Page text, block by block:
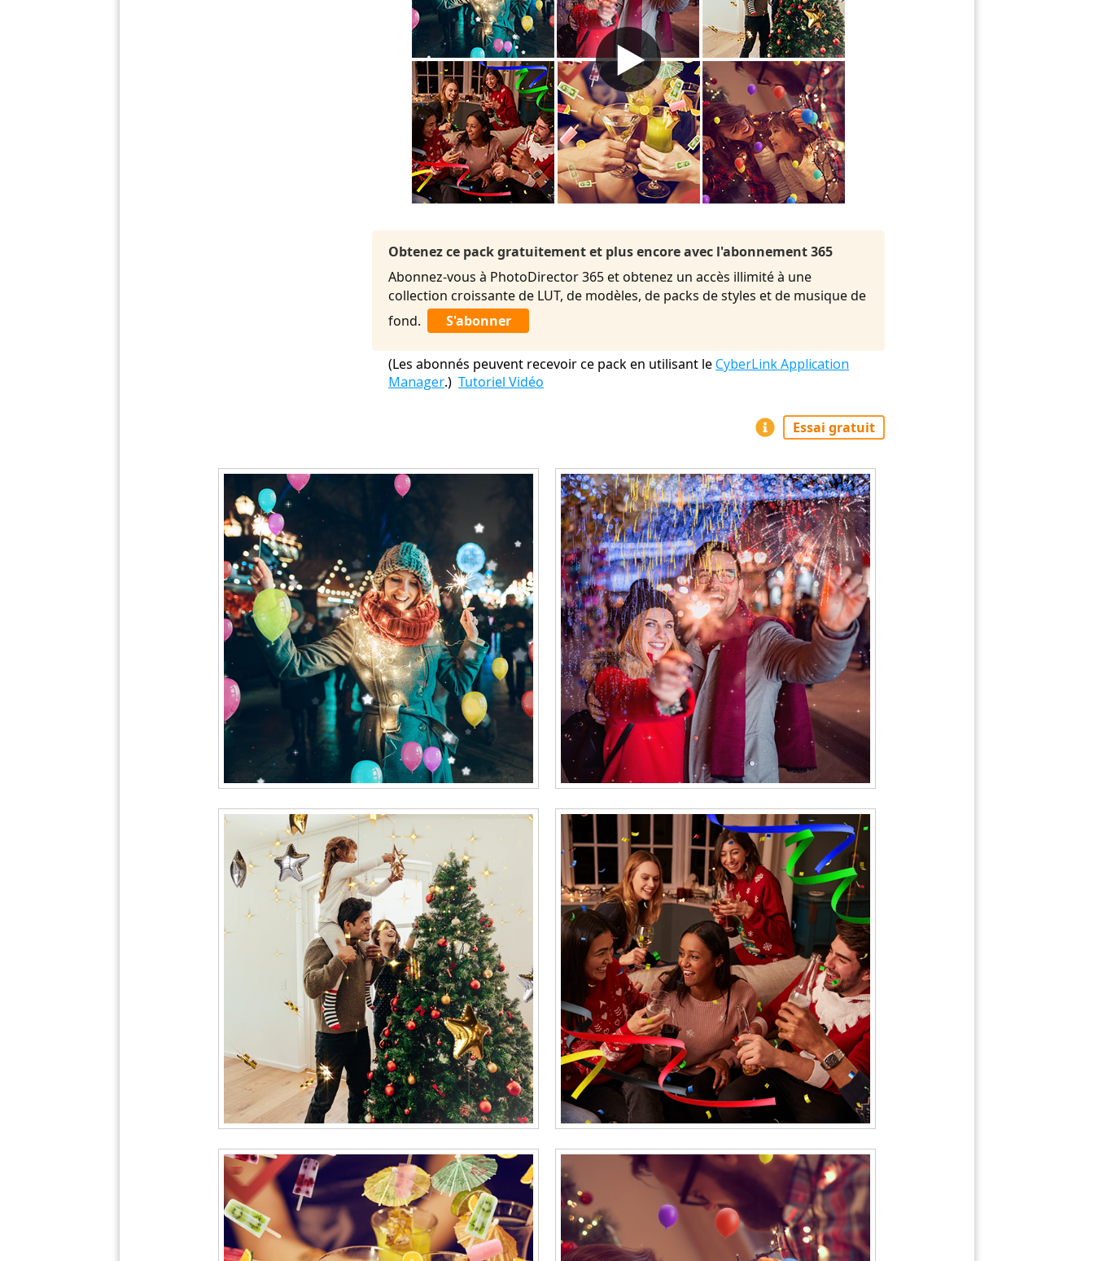
Obtenez ce pack gratuitement et plus encore avec l'abonnement 365
Abonnez-vous à PhotoDirector 365 et obtenez un accès illimité à une
collection croissante de LUT, de modèles, de packs de styles et de musique de
fond.
S'abonner
(Les abonnés peuvent recevoir ce pack en utilisant leCyberLink Application
Manager.) Tutoriel Vidéo
Essai gratuit